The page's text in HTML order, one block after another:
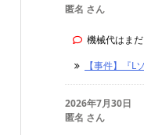
匿名 さん
機械代はま
【事件】『
2026年7月30日
匿名 さん